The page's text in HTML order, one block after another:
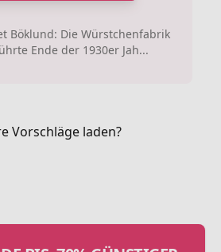
Böklund: Die Würstchenfabrik
Ende der 1930er Jah...
Vorschläge laden?